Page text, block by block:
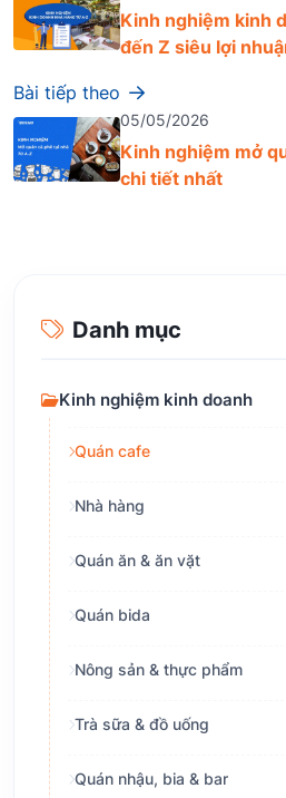
Kinh nghiệm kinh
đến Z siêu lợi
Bài tiếp theo
05/05/2026
Kinh nghiệm mở
chi tiết nhất
Danh mục
Kinh nghiệm kinh doanh
Quán cafe
Nhà hàng
Quán ăn & ăn vặt
Quán bida
Nông sản & thực phẩm
Trà sữa & đồ uống
Quán nhậu, bia & bar